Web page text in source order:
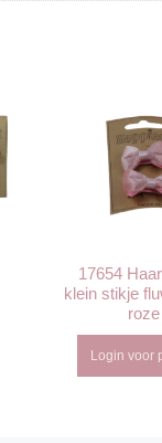
17654
klein stikje
roze
Login voor